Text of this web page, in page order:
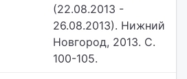
(22.08.2013 -
26.08.2013). Нижний
Новгород, 2013. С.
100-105.